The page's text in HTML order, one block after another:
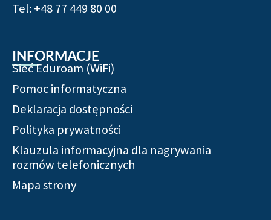
Tel: +48 77 449 80 00
INFORMACJE
Sieć Eduroam (WiFi)
Pomoc informatyczna
Deklaracja dostępności
Polityka prywatności
Klauzula informacyjna dla nagrywania
rozmów telefonicznych
Mapa strony